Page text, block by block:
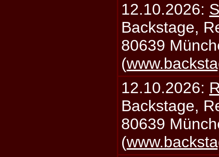
12.10.2026:
Backstage,
80639
(
12.10.2026:
Backstage,
80639
(